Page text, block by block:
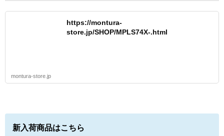
https://montura-
store.jp/SHOP/MPLS74X-.html
montura-store.jp
新入荷商品はこちら